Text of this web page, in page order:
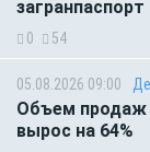
0 54
05.08.2026 09:00
Объем продаж
вырос на 64%